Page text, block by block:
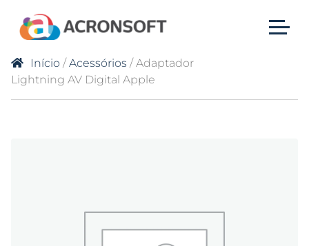
Início /Acessórios / Adaptador
Lightning AV Digital Apple